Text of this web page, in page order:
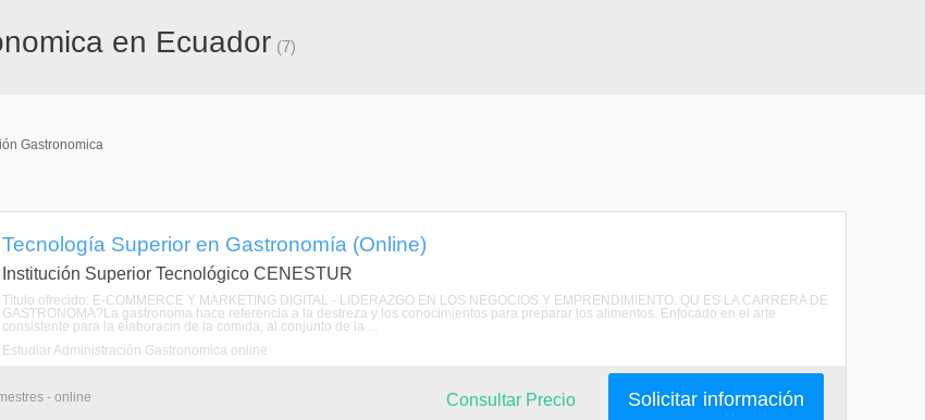
en Ecuador (7)
Gastronomica
Tecnología Superior en Gastronomía (Online)
Institución Superior Tecnológico CENESTUR
Título ofrecido: E-COMMERCE Y MARKETING DIGITAL - LIDERAZGO EN LOS NEGOCIOS Y EMPRENDIMIENTO. QU ES LA CARRERA DE
GASTRONOMA?La gastronoma hace referencia a la destreza y los conocimientos para preparar los alimentos. Enfocado en el arte
consistente para la elaboracin de la comida, al conjunto de la ...
Estudiar Administración Gastronomica online
- online Solicitar información
Consultar Precio